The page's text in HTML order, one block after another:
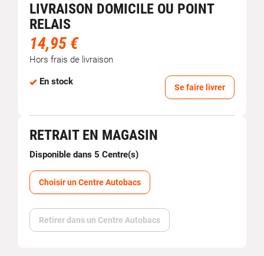
LIVRAISON DOMICILE OU POINT
RELAIS
14,95 €
Hors frais de livraison
En stock
Se faire livrer
RETRAIT EN MAGASIN
Disponible dans 5 Centre(s)
Choisir un Centre Autobacs
Retirer dans un Centre Autobacs